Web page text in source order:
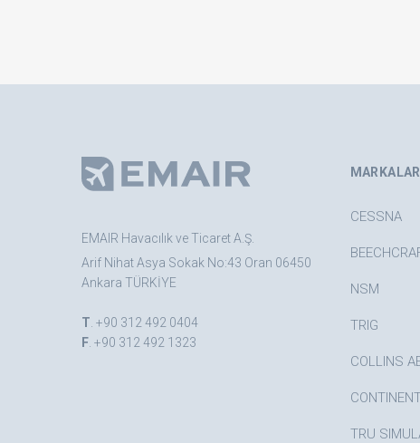
EMAIR Havacılık ve Ticaret A.Ş.
Arif Nihat Asya Sokak No:43 Oran 06450
Ankara TÜRKİYE
T +90 312 492 0404
F . +90 312 492 1323
MARKALAR
CESSNA
NSM
TRIG
COLLINS
TRU